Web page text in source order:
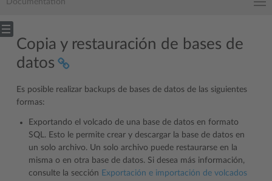
Documentation
Copia y restauración de bases de
datos
Es posible realizar backups de bases de datos de las siguientes
formas:
Exportando el volcado de una base de datos en formato
SQL. Esto le permite crear y descargar la base de datos en
un solo archivo. Un solo archivo puede restaurarse en la
misma o en otra base de datos. Si desea más información,
consulte la sección Exportación e importación de volcados